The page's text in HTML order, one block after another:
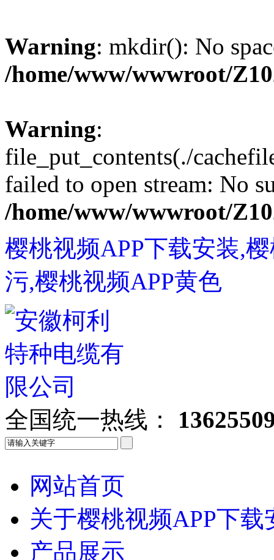
Warning: mkdir(): No
/home/www/wwwroot/
Warning:
file_put_contents(./
failed to open stream: No
/home/www/wwwroot/
樱桃视频APP下载安装,
污,樱桃视频APP黄色
全国统一热线：
网站首页
关于樱桃视频APP下载
产品展示